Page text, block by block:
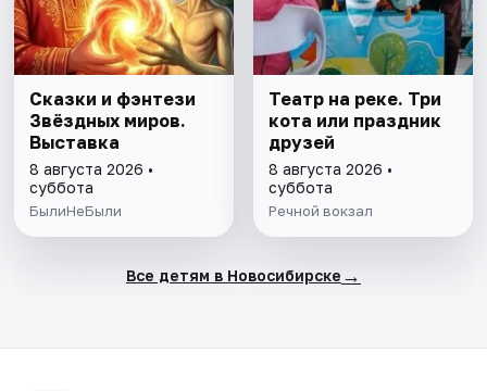
Сказки и фэнтези
Звёздных миров.
Выставка
8 августа 2026 •
суббота
БылиНеБыли
Театр на реке. Три
кота или праздник
друзей
8 августа 2026 •
суббота
Речной вокзал
Все детям в Новосибирске →